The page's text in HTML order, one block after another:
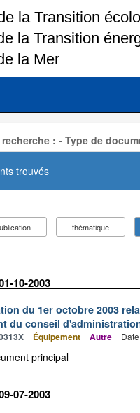
: - Type de
trouvés
thématique
10-2003
du 1er octobre 2003
du conseil
Équipement Autre
principal
07-2003